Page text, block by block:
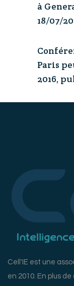
à
18/07/
Paris
2016,
Cell'IE est une
en 2010. En plus